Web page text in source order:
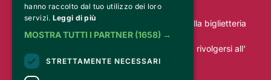
CONTATTI
Per informazioni e supporto all'acquisto della biglietteria
Clicca qui
Per informazioni sul programma e l'evento, rivolgersi all'
organizzatore
hanno raccolto dal tuo utilizzo dei loro
servizi. Leggi di più
MOSTRA TUTTI I PARTNER (1658) →
STRETTAMENTE NECESSARI